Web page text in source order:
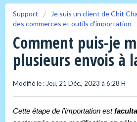
Support Je suis un client de Chit
des commerces et outils d'importation
Comment puis-je
plusieurs envois à
Modifié le : Jeu, 21 Déc., 2023 à 6:28 H
Cette étape de l'importation est